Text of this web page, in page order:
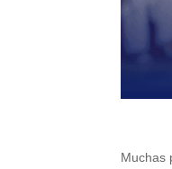
Muchas